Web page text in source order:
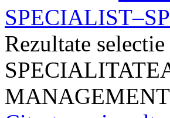
Rezultate
MANAGEMENT